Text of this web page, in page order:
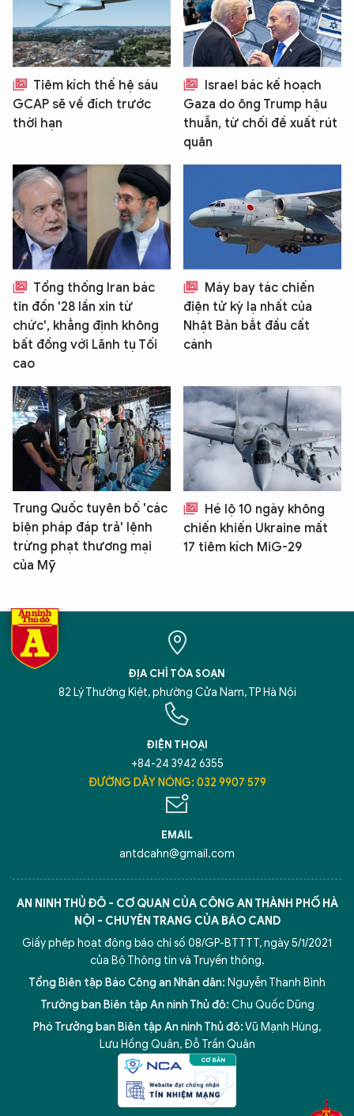
Tiêm kích thế hệ sáu
GCAP sẽ về đích trước
thời hạn
Israel bác kế hoạch
Gaza do ông Trump hậu
thuẫn, từ chối đề xuất rút
quân
Tổng thống Iran bác
tin đồn '28 lần xin từ
chức', khẳng định không
bất đồng với Lãnh tụ Tối
cao
Máy bay tác chiến
điện tử kỳ lạ nhất của
Nhật Bản bắt đầu cất
cánh
Trung Quốc tuyên bố 'các
biện pháp đáp trả' lệnh
trừng phạt thương mại
của Mỹ
Hé lộ 10 ngày không
chiến khiến Ukraine mất
17 tiêm kích MiG-29
ĐỊA CHỈ TÒA SOẠN
82 Lý Thường Kiệt, phường Cửa Nam, TP Hà Nội
ĐIỆN THOẠI
+84-24 3942 6355
ĐƯỜNG DÂY NÓNG: 032 9907 579
EMAIL
antdcahn@gmail.com
AN NINH THỦ ĐÔ - CƠ QUAN CỦA CÔNG AN THÀNH PHỐ HÀ
NỘI - CHUYÊN TRANG CỦA BÁO CAND
Giấy phép hoạt động báo chí số 08/GP-BTTTT, ngày 5/1/2021
của Bộ Thông tin và Truyền thông.
Tổng Biên tập Báo Công an Nhân dân: Nguyễn Thanh Bình
Trưởng ban Biên tập An ninh Thủ đô: Chu Quốc Dũng
Phó Trưởng ban Biên tập An ninh Thủ đô:Vũ Mạnh Hùng,
Lưu Hồng Quân, Đỗ Trần Quân
5 điểm nghẽn của Hà Nội giải pháp xử lý điểm nghẽn của